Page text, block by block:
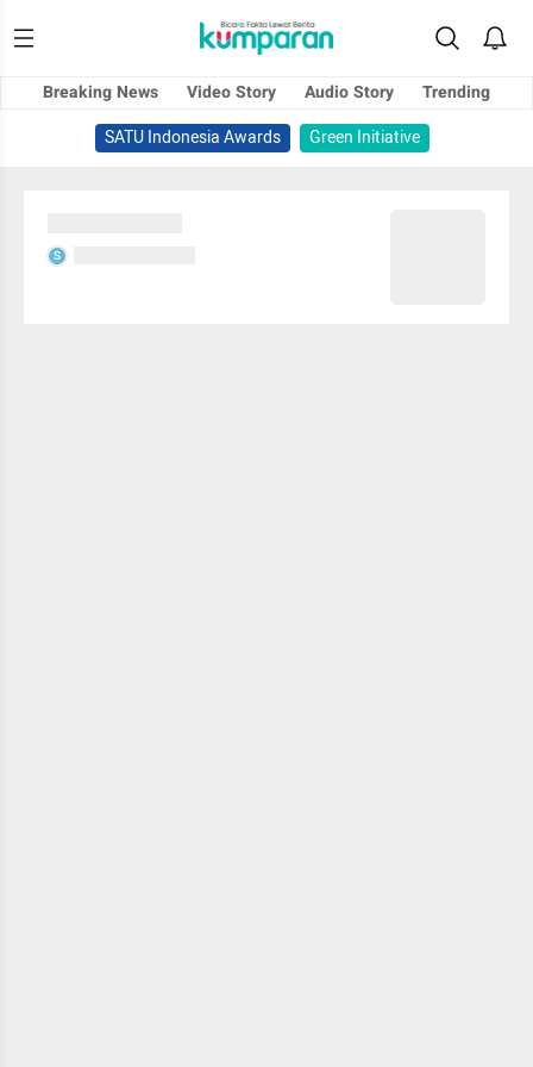
Breaking News Video Story Audio Story
Trending
SATU Indonesia Awards
Green Initiative
S